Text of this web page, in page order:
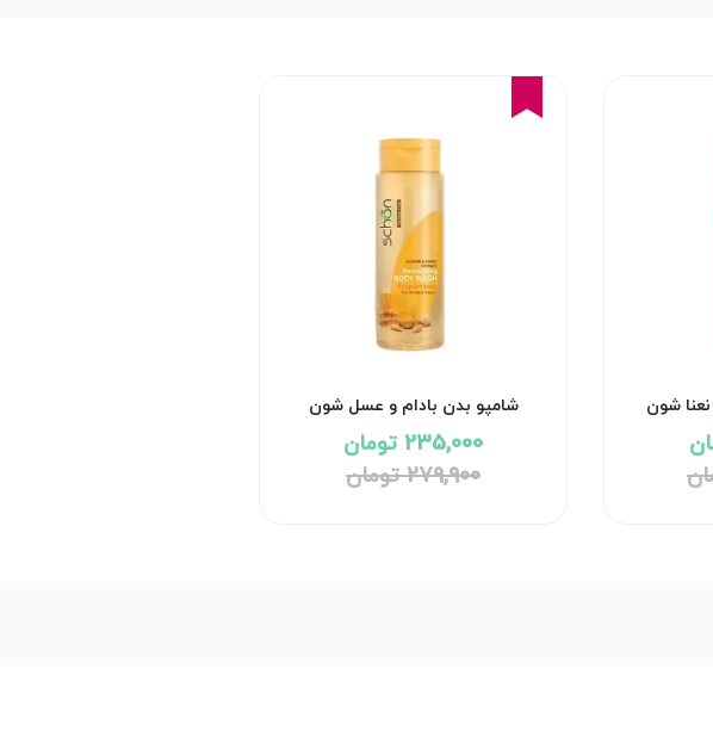
شون شامپو بدن بادام و عسل شون
235,000 تومان
279,900 تومان